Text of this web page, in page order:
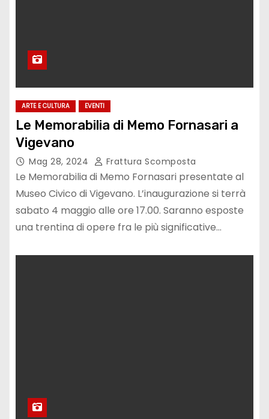
ARTE E CULTURA EVENTI
Le Memorabilia di Memo Fornasari a
Vigevano
Mag 28, 2024 Frattura Scomposta
Le Memorabilia di Memo Fornasari presentate al
Museo Civico di Vigevano. L’inaugurazione si terrà
sabato 4 maggio alle ore 17.00. Saranno esposte
una trentina di opere fra le più significative…